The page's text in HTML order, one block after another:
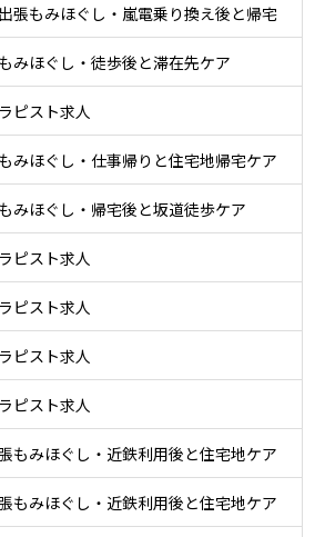
張もみほぐし・嵐電乗り換え後と帰宅
みほぐし・徒歩後と滞在先ケア
ピスト求人
みほぐし・仕事帰りと住宅地帰宅ケア
みほぐし・帰宅後と坂道徒歩ケア
ピスト求人
ピスト求人
ピスト求人
ピスト求人
もみほぐし・近鉄利用後と住宅地ケア
もみほぐし・近鉄利用後と住宅地ケア